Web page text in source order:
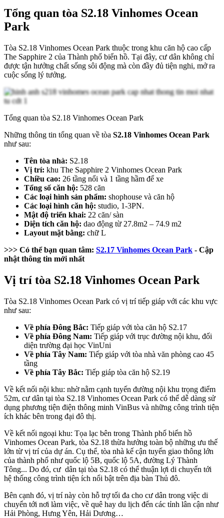
Tổng quan tòa S2.18 Vinhomes Ocean
Park
Tòa S2.18 Vinhomes Ocean Park thuộc trong khu căn hộ cao cấp
The Sapphire 2 của Thành phố biển hồ. Tại đây, cư dân không chỉ
được tận hưởng chất sống sôi động mà còn đầy đủ tiện nghi, mở ra
cuộc sống lý tưởng.
Tổng quan tòa S2.18 Vinhomes Ocean Park
Những thông tin tổng quan về tòa S2.18 Vinhomes Ocean Park
như sau:
Tên tòa nhà: S2.18
Vị trí: khu The Sapphire 2 Vinhomes Ocean Park
Chiều cao: 26 tầng nổi và 1 tầng hầm để xe
Tổng số căn hộ: 528 căn
Các loại hình sản phẩm: shophouse và căn hộ
Các loại hình căn hộ: studio, 1-3PN.
Mật độ triển khai: 22 căn/ sàn
Diện tích căn hộ: dao động từ 27.8m2 – 74.9 m2
Layout mặt bằng: chữ L
>>> Có thể bạn quan tâm: S2.17 Vinhomes Ocean Park - Cập
nhật thông tin mới nhất
Vị trí tòa S2.18 Vinhomes Ocean Park
Tòa S2.18 Vinhomes Ocean Park có vị trí tiếp giáp với các khu vực
như sau:
Về phía Đông Bắc: Tiếp giáp với tòa căn hộ S2.17
Về phía Đông Nam: Tiếp giáp với trục đường nội khu, đối
diện trường đại học VinUni
Về phía Tây Nam: Tiếp giáp với tòa nhà văn phòng cao 45
tầng
Về phía Tây Bắc: Tiếp giáp tòa căn hộ S2.19
Về kết nối nội khu: nhờ nằm cạnh tuyến đường nội khu trọng điểm
52m, cư dân tại tòa S2.18 Vinhomes Ocean Park có thể dễ dàng sử
dụng phương tiện điện thông minh VinBus và những công trình tiện
ích khác bên trong đại đô thị.
Về kết nối ngoại khu: Tọa lạc bên trong Thành phố biển hồ
Vinhomes Ocean Park, tòa S2.18 thừa hưởng toàn bộ những ưu thế
lớn từ vị trí của dự án. Cụ thể, tòa nhà kế cận tuyến giao thông lớn
của thành phố như quốc lộ 5B, quốc lộ 5A, đường Lý Thành
Tông... Do đó, cư dân tại tòa S2.18 có thể thuận lợi di chuyển tới
hệ thống công trình tiện ích nổi bật trên địa bàn Thủ đô.
Bên cạnh đó, vị trí này còn hỗ trợ tối đa cho cư dân trong việc di
chuyển tới nơi làm việc, về quê hay du lịch đến các tỉnh lân cận như
Hải Phòng, Hưng Yên, Hải Dương…